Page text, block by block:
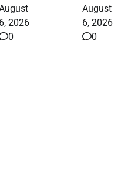
6, 2026
0
August
6, 2026
0